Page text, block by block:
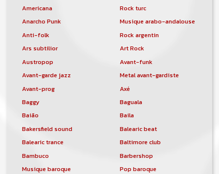
Americana
Rock turc
Anarcho Punk
Musique arabo-andalouse
Anti-folk
Rock argentin
Ars subtilior
Art Rock
Austropop
Avant-funk
Avant-garde jazz
Metal avant-gardiste
Avant-prog
Axé
Baggy
Baguala
Baião
Baila
Bakersfield sound
Balearic beat
Balearic trance
Baltimore club
Bambuco
Barbershop
Musique baroque
Pop baroque